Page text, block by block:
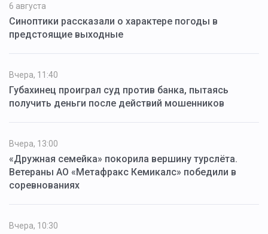
6 августа
Синоптики рассказали о характере погоды в
предстоящие выходные
Вчера, 11:40
Губахинец проиграл суд против банка, пытаясь
получить деньги после действий мошенников
Вчера, 13:00
«Дружная семейка» покорила вершину турслёта.
Ветераны АО «Метафракс Кемикалс» победили в
соревнованиях
Вчера, 10:30